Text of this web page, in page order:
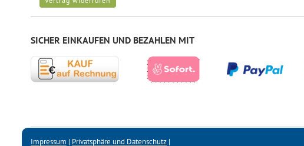
SICHER EINKAUFEN UND BEZAHLEN MIT
Impressum | Privatsphäre und Datenschutz |